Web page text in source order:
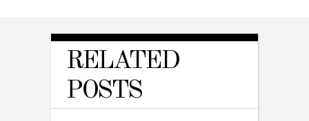
RELATED
POSTS